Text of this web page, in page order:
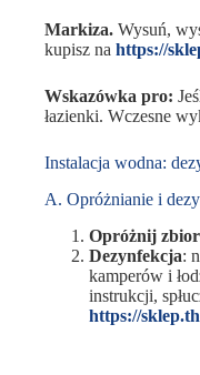
Markiza. Wysuń,
kupisz na https://
Wskazówka pro:
łazienki. Wczesne
Instalacja wodna:
A. Opróżnianie i
Opróżnij
Dezynfekcja:
kamperów i
instrukcji,
https://